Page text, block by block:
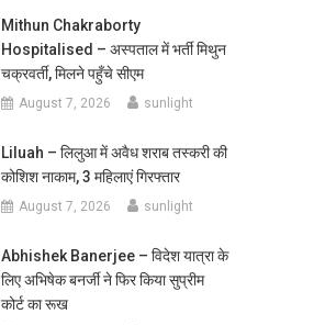
Mithun Chakraborty
Hospitalised – अस्पताल में भर्ती मिथुन
चक्रवर्ती, मिलने पहुँचे सीएम
August 7, 2026 sunlight
Liluah – लिलुआ में अवैध शराब तस्करी की
कोशिश नाकाम, 3 महिलाएं गिरफ्तार
August 7, 2026 sunlight
Abhishek Banerjee – विदेश यात्रा के
लिए अभिषेक बनर्जी ने फिर किया सुप्रीम
कोर्ट का रूख